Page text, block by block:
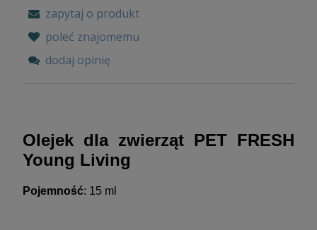
zapytaj o produkt
poleć znajomemu
dodaj opinię
Olejek dla zwierząt PET FRESH
Young Living
Pojemność: 15 ml